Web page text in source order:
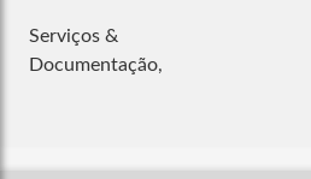
Serviços &
Documentação,